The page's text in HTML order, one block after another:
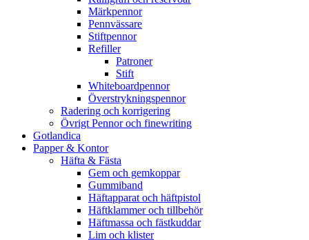
Märkpennor
Pennvässare
Stiftpennor
Refiller
Patroner
Stift
Whiteboardpennor
Överstrykningspennor
Radering och korrigering
Övrigt Pennor och finewriting
Gotlandica
Papper & Kontor
Häfta & Fästa
Gem och gemkoppar
Gummiband
Häftapparat och häftpistol
Häftklammer och tillbehör
Häftmassa och fästkuddar
Lim och klister